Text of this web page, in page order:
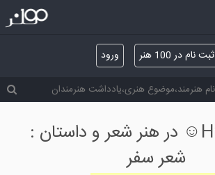
ثبت نام در 100 هنر ورود
اثر ☺Hwni☺ در هنر شعر و داستان :
شعر سفر